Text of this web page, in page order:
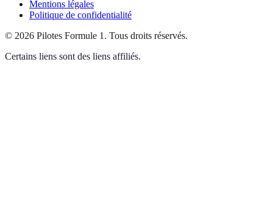
Mentions légales
Politique de confidentialité
© 2026 Pilotes Formule 1 . Tous droits réservés.
Certains liens sont des liens affiliés.